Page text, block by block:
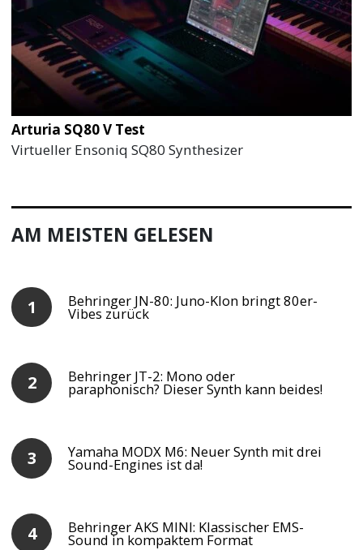
Arturia SQ80 V Test
Virtueller Ensoniq SQ80 Synthesizer
AM MEISTEN GELESEN
Behringer JN-80: Juno-Klon bringt 80er-
Vibes zurück
Behringer JT-2: Mono oder
paraphonisch? Dieser Synth kann beides!
Yamaha MODX M6: Neuer Synth mit drei
Sound-Engines ist da!
Behringer AKS MINI: Klassischer EMS-
Sound in kompaktem Format